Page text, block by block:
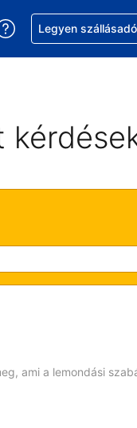
Jelenlegi
nyelvet. Jelenleg
Segítség a
Legyen
ami a lemondási